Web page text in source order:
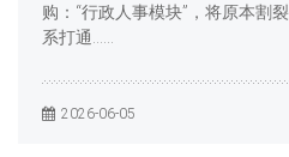
购：“行政人事模块”，将原本割
系打通……
2026-06-05